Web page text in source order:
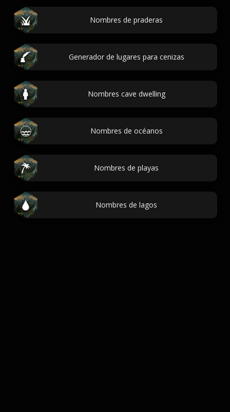
Nombres de praderas
Generador de lugares para cenizas
Nombres cave dwelling
Nombres de océanos
Nombres de playas
Nombres de lagos